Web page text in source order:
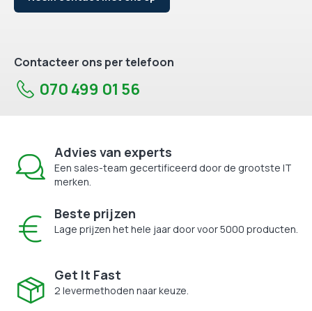
Contacteer ons per telefoon
070 499 01 56
Advies van experts
Een sales-team gecertificeerd door de grootste IT
merken.
Beste prijzen
Lage prijzen het hele jaar door voor 5000 producten.
Get It Fast
2 levermethoden naar keuze.